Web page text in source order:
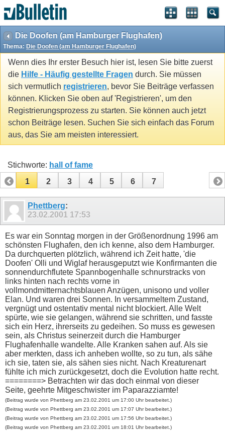
Die Doofen (am Hamburger Flughafen)
Thema: Die Doofen (am Hamburger Flughafen)
Wenn dies Ihr erster Besuch hier ist, lesen Sie bitte zuerst
die Hilfe - Häufig gestellte Fragen durch. Sie müssen
sich vermutlich registrieren, bevor Sie Beiträge verfassen
können. Klicken Sie oben auf 'Registrieren', um den
Registrierungsprozess zu starten. Sie können auch jetzt
schon Beiträge lesen. Suchen Sie sich einfach das Forum
aus, das Sie am meisten interessiert.
Stichworte: hall of fame
1
2 3 4 5 6 7
Phettberg:
23.02.2001 17:53
Es war ein Sonntag morgen in der Größenordnung 1996 am
schönsten Flughafen, den ich kenne, also dem Hamburger.
Da durchquerten plötzlich, während ich Zeit hatte, 'die
Doofen' Olli und Wiglaf herausgeputzt wie Konfirmanten die
sonnendurchflutete Spannbogenhalle schnurstracks von
links hinten nach rechts vorne in
vollmondmitternachtsblauen Anzügen, unisono und voller
Elan. Und waren drei Sonnen. In versammeltem Zustand,
vergnügt und ostentativ mental nicht blockiert. Alle Welt
spürte, wie sie gelangen, während sie schritten, und fasste
sich ein Herz, ihrerseits zu gedeihen. So muss es gewesen
sein, als Christus seinerzeit durch die Hamburger
Flughafenhalle wandelte. Alle Kranken sahen auf. Als sie
aber merkten, dass ich anheben wollte, so zu tun, als sähe
ich sie, taten sie, als sähen sies nicht. Nach Kreaturenart
fühlte ich mich zurückgesetzt, doch die Evolution hatte recht.
========> Betrachten wir das doch einmal von dieser
Seite, geehrte Mitgeschwister im Paparazziamte!
(Beitrag wurde von Phettberg am 23.02.2001 um 17:00 Uhr bearbeitet.)
(Beitrag wurde von Phettberg am 23.02.2001 um 17:07 Uhr bearbeitet.)
(Beitrag wurde von Phettberg am 23.02.2001 um 17:56 Uhr bearbeitet.)
(Beitrag wurde von Phettberg am 23.02.2001 um 18:01 Uhr bearbeitet.)